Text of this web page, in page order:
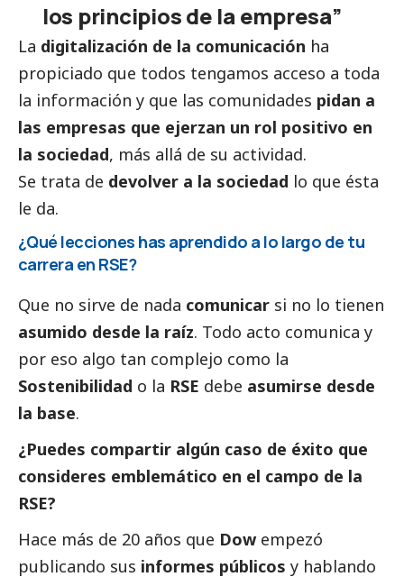
los principios de la empresa”
La digitalización de la comunicación ha
propiciado que todos tengamos acceso a toda
la información y que las comunidades pidan a
las empresas que ejerzan un rol positivo en
la sociedad, más allá de su actividad.
Se trata de devolver a la sociedad lo que ésta
le da.
¿Qué lecciones has aprendido a lo largo de tu
carrera en RSE?
Que no sirve de nada comunicar si no lo tienen
asumido desde la raíz. Todo acto comunica y
por eso algo tan complejo como la
Sostenibilidad o la RSE debe asumirse desde
la base.
¿Puedes compartir algún caso de éxito que
consideres emblemático en el campo de la
RSE?
Hace más de 20 años que Dow empezó
publicando sus informes públicos y hablando